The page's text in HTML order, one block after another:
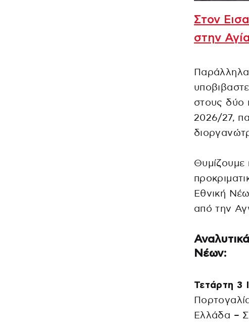
Στον
στην
στους δύο
2026/27,
Θυμίζουμε
Εθνική
από την
Νέων:
Τετάρτη 3
Ελλάδα –